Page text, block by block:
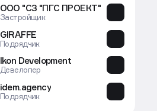
ООО "СЗ "ПГС ПРОЕКТ"
Застройщик
GIRAFFE
Подрядчик
Ikon Development
Девелопер
idem.agency
Подрядчик